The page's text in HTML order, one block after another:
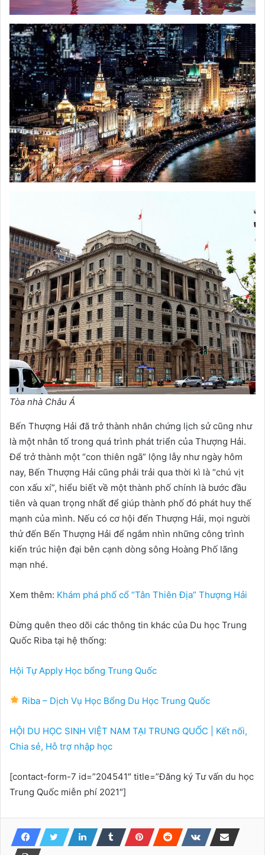
Tòa nhà Châu Á
Bến Thượng Hải đã trở thành nhân chứng lịch sử cũng như
là một nhân tố trong quá trình phát triển của Thượng Hải.
Để trở thành một “con thiên ngã” lộng lẫy như ngày hôm
nay, Bến Thượng Hải cũng phải trải qua thời kì là “chú vịt
con xấu xí”, hiểu biết về một thành phố chính là bước đầu
tiên và quan trọng nhất để giúp thành phố đó phát huy thế
mạnh của mình. Nếu có cơ hội đến Thượng Hải, mọi người
thử đến Bến Thượng Hải để ngắm nhìn những công trình
kiến trúc hiện đại bên cạnh dòng sông Hoàng Phố lãng
mạn nhé.
Xem thêm: Khám phá phố cổ “Tân Thiên Địa” Thượng Hải
Đừng quên theo dõi các thông tin khác của Du học Trung
Quốc Riba tại hệ thống:
Hội Tự Apply Học bổng Trung Quốc
Riba – Dịch Vụ Học Bổng Du Học Trung Quốc
HỘI DU HỌC SINH VIỆT NAM TẠI TRUNG QUỐC | Kết nối,
Chia sẻ, Hỗ trợ nhập học
[contact-form-7 id=”204541″ title=”Đăng ký Tư vấn du học
Trung Quốc miễn phí 2021″]